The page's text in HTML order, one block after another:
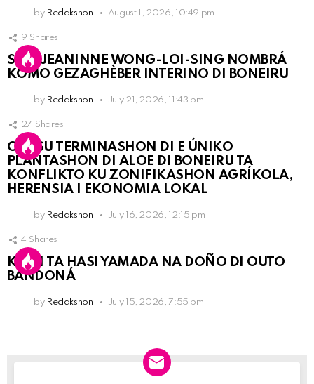
by Redakshon August 1, 2026, 10:49 pm
9 Shares
SRA. JEANINNE WONG-LOI-SING NOMBRÁ
KOMO GEZAGHÈBER INTERINO DI BONEIRU
by Redakshon July 21, 2026, 11:43 pm
27 Shares
OLB SU TERMINASHON DI E ÚNIKO
PLANTASHON DI ALOE DI BONEIRU TA
KONFLIKTO KU ZONIFIKASHON AGRÍKOLA,
HERENSIA I EKONOMIA LOKAL
by Redakshon July 16, 2026, 12:15 pm
4 Shares
KPCN TA HASI YAMADA NA DOÑO DI OUTO
BANDONÁ
by Redakshon July 15, 2026, 7:55 pm